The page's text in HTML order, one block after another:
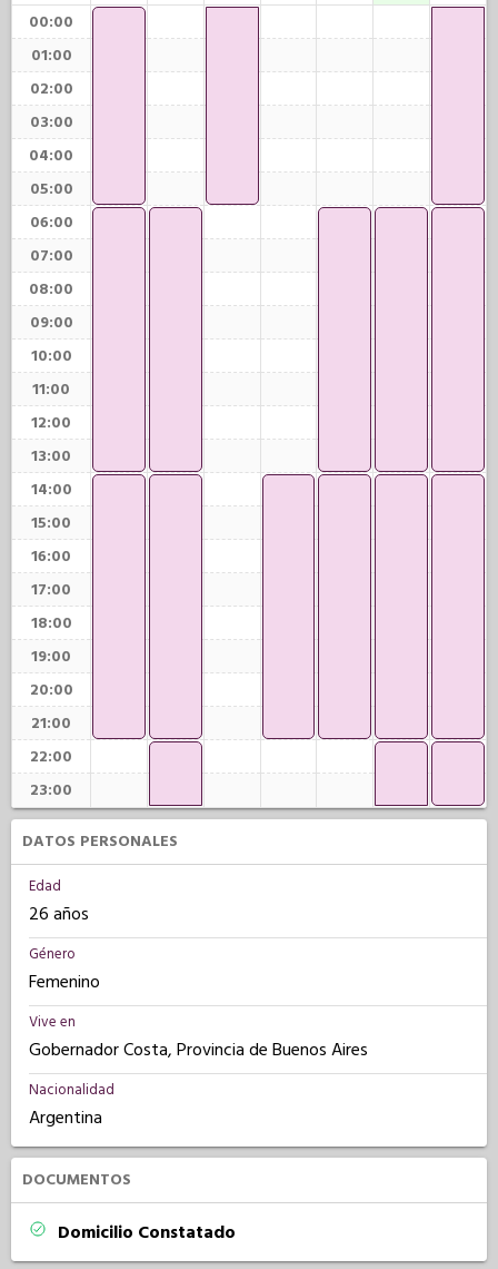
00:00
01:00
02:00
03:00
04:00
05:00
06:00
07:00
08:00
09:00
10:00
11:00
12:00
13:00
14:00
15:00
16:00
17:00
18:00
19:00
20:00
21:00
22:00
23:00
DATOS PERSONALES
Edad
26 años
Género
Femenino
Vive en
Gobernador Costa, Provincia de Buenos Aires
Nacionalidad
Argentina
DOCUMENTOS
Domicilio Constatado